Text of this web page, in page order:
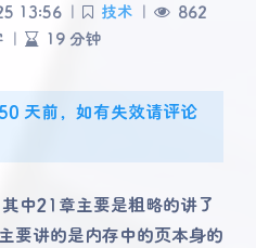
13:56 | 技术 |
862
| 19 分钟
天前，如有失效请评论
中21章主要是粗略的讲了
要讲的是内存中的页本身的